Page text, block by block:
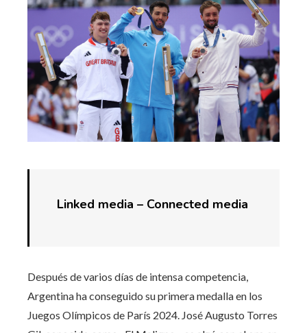
Linked media – Connected media
Después de varios días de intensa competencia,
Argentina ha conseguido su primera medalla en los
Juegos Olímpicos de París 2024. José Augusto Torres